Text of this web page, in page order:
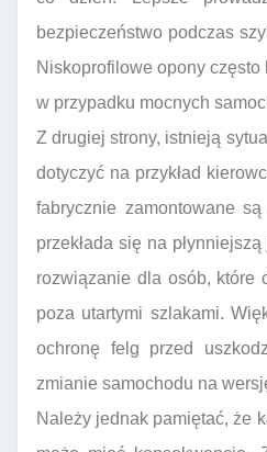
bezpieczeństwo podczas
Niskoprofilowe opony
w przypadku mocnych
Z drugiej strony, istnieją
dotyczyć na przykład
fabrycznie zamontowane
przekłada się na
rozwiązanie dla osób, które
poza utartymi szlakami.
ochronę felg przed
zmianie samochodu na
Należy jednak pamiętać, że